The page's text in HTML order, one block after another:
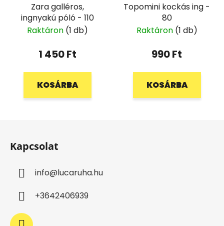
Zara galléros,
ingnyakú póló - 110
Raktáron (1 db)
1 450 Ft
KOSÁRBA
Topomini kockás ing -
80
Raktáron (1 db)
990 Ft
KOSÁRBA
Kapcsolat
info@lucaruha.hu
+3642406939